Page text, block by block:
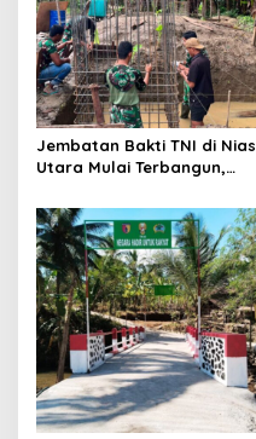
a
t
i
o
n
Jembatan Bakti TNI di Nias
Utara Mulai Terbangun,
Pulih